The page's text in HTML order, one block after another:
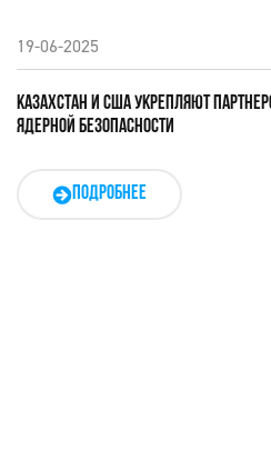
19-06-2025
КАЗАХСТАН И США УКРЕПЛЯЮТ
ЯДЕРНОЙ БЕЗОПАСНОСТИ
ПОДРОБНЕЕ